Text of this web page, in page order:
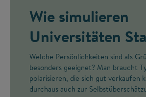
Wie simulieren
Universitäten
Welche Persönlichkeiten sind als
besonders geeignet? Man braucht
polarisieren, die sich gut verkaufen
durchaus auch zur